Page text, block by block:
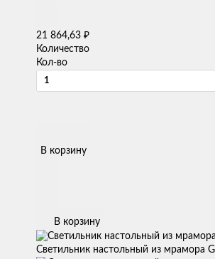
21 864,63 ₽
Количество
Кол-во
В корзину
В корзину
Светильник настольный из мрамора